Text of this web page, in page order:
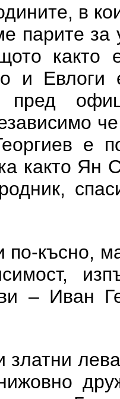
в
парите за
както
и Евлоги
пред
е
както Ян
по-късно,
– Иван
златни